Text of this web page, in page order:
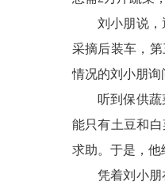
刘小朋说
采摘后装车，
情况的刘小朋询
听到保供
能只有土豆和
求助。于是，他
凭着刘小